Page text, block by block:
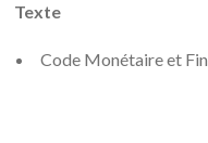
Texte
Code Monétaire et